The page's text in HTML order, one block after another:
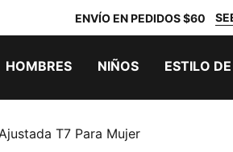
ENVÍO EN PEDIDOS $60
HOMBRES NIÑOS ESTILO
T7 Para Mujer